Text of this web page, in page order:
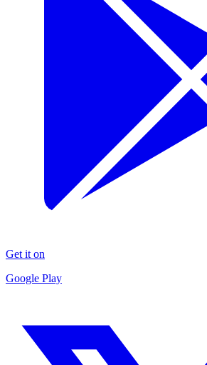
Get it on
Google Play